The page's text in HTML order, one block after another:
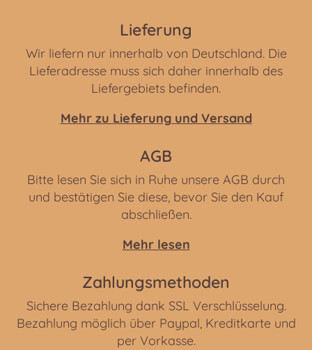
Lieferung
Wir liefern nur innerhalb von Deutschland. Die
Lieferadresse muss sich daher innerhalb des
Liefergebiets befinden.
Mehr zu Lieferung und Versand
AGB
Bitte lesen Sie sich in Ruhe unsere AGB durch
und bestätigen Sie diese, bevor Sie den Kauf
abschließen.
Mehr lesen
Zahlungsmethoden
Sichere Bezahlung dank SSL Verschlüsselung.
Bezahlung möglich über Paypal, Kreditkarte und
per Vorkasse.